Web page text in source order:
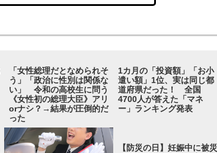
「女性総理だとなめられそ
う」「政治に性別は関係な
い」 令和の高校生に問う
《女性初の総理大臣》アリ
orナシ？→結果が圧倒的だ
った
1カ月の「投資額」「お小
遣い額」1位、実は同じ都
道府県だった！ 全国
4700人が答えた「マネ
ー」ランキング発表
【防災の日】妊娠中に被災